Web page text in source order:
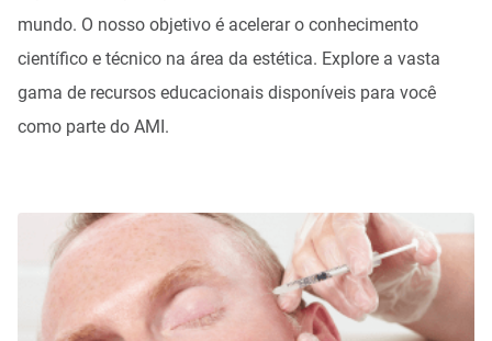
mundo. O nosso objetivo é acelerar o conhecimento
científico e técnico na área da estética. Explore a vasta
gama de recursos educacionais disponíveis para você
como parte do AMI.